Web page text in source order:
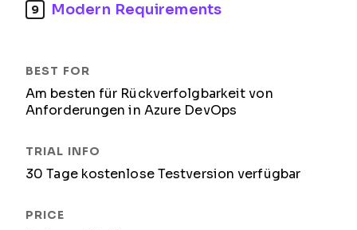
9 Modern Requirements
Am besten für Rückverfolgbarkeit von
Anforderungen in Azure DevOps
30 Tage kostenlose Testversion verfügbar